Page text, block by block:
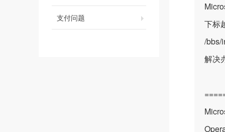
支付问题
下标
/bbs/
解决